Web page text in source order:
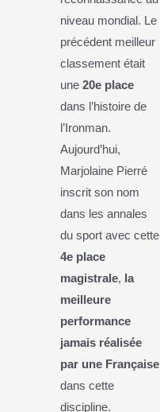
niveau mondial. Le
précédent meilleur
classement était
une20e place
dans l’histoire de
l’Ironman.
Aujourd’hui,
Marjolaine Pierré
inscrit son nom
dans les annales
du sport avec cette
4e place
magistrale, la
meilleure
performance
jamais réalisée
par une Française
dans cette
discipline.